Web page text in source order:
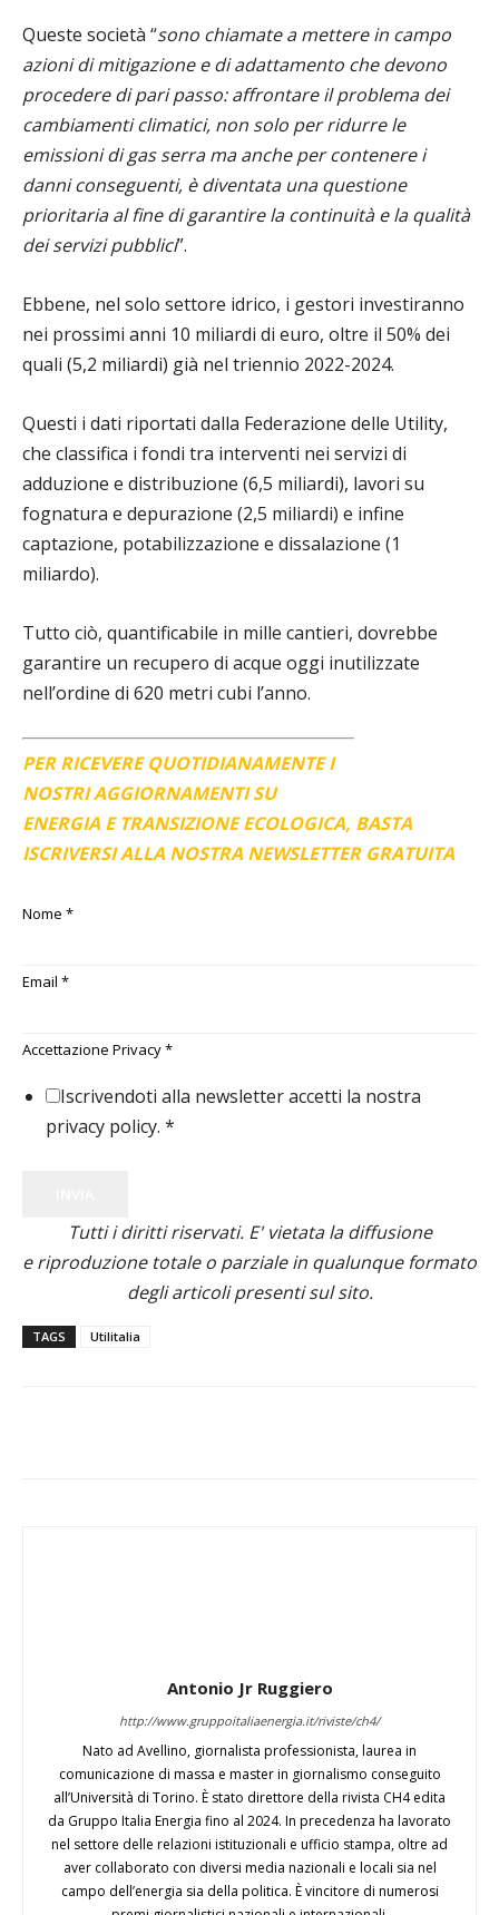
Queste società “sono chiamate a mettere in campo
azioni di mitigazione e di adattamento che devono
procedere di pari passo: affrontare il problema dei
cambiamenti climatici, non solo per ridurre le
emissioni di gas serra ma anche per contenere i
danni conseguenti, è diventata una questione
prioritaria al fine di garantire la continuità e la qualità
dei servizi pubblici”.
Ebbene, nel solo settore idrico, i gestori investiranno
nei prossimi anni 10 miliardi di euro, oltre il 50% dei
quali (5,2 miliardi) già nel triennio 2022-2024.
Questi i dati riportati dalla Federazione delle Utility,
che classifica i fondi tra interventi nei servizi di
adduzione e distribuzione (6,5 miliardi), lavori su
fognatura e depurazione (2,5 miliardi) e infine
captazione, potabilizzazione e dissalazione (1
miliardo).
Tutto ciò, quantificabile in mille cantieri, dovrebbe
garantire un recupero di acque oggi inutilizzate
nell’ordine di 620 metri cubi l’anno.
PER RICEVERE QUOTIDIANAMENTE I
NOSTRI AGGIORNAMENTI SU
ENERGIA E TRANSIZIONE ECOLOGICA, BASTA
ISCRIVERSI ALLA NOSTRA NEWSLETTER GRATUITA
Nome *
Email *
Accettazione Privacy*
Iscrivendoti alla newsletter accetti la nostra
privacy policy. *
Tutti i diritti riservati. E' vietata la diffusione
e riproduzione totale o parziale in qualunque formato
degli articoli presenti sul sito.
TAGS Utilitalia
Antonio Jr Ruggiero
http://www.gruppoitaliaenergia.it/riviste/ch4/
Nato ad Avellino, giornalista professionista, laurea in
comunicazione di massa e master in giornalismo conseguito
all’Università di Torino. È stato direttore della rivista CH4 edita
da Gruppo Italia Energia fino al 2024. In precedenza ha lavorato
nel settore delle relazioni istituzionali e ufficio stampa, oltre ad
aver collaborato con diversi media nazionali e locali sia nel
campo dell’energia sia della politica. È vincitore di numerosi